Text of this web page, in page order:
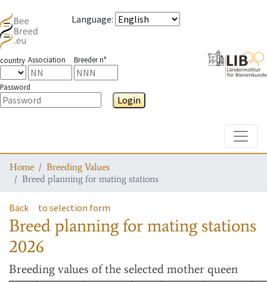
Language:
country Association Breeder n°
Password
Login
Home
Breeding Values
Breed planning for mating stations
Back to selection form
Breed planning for mating stations
2026
Breeding values of the selected mother queen